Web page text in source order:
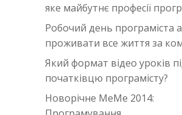
яке майбутнє професії
Робочий день програміста
проживати все життя за
Який формат відео уроків
початківцю програмісту?
Новорічне MeMe 2014: